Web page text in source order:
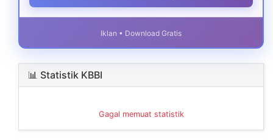
Iklan • Download Gratis
📊 Statistik KBBI
Gagal memuat statistik